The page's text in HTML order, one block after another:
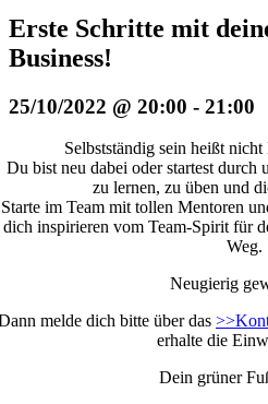
Erste Schritte mit
Business!
25/10/2022 @ 20:00 - 21:00
Selbstständig sein heißt
Du bist neu dabei oder startest durch
zu lernen, zu üben und
Starte im Team mit tollen Mentoren
dich inspirieren vom Team-Spirit für
Weg.
Neugierig
melde dich bitte über das
erhalte die
Dein grüner